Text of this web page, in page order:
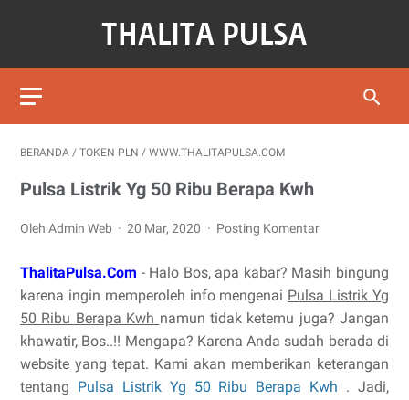
BERANDA / TOKEN PLN / WWW.THALITAPULSA.COM
Pulsa Listrik Yg 50 Ribu Berapa Kwh
Oleh Admin Web 20 Mar, 2020 Posting Komentar
ThalitaPulsa.Com - Halo Bos, apa kabar? Masih bingung
karena ingin memperoleh info mengenai Pulsa Listrik Yg
50 Ribu Berapa Kwh namun tidak ketemu juga? Jangan
khawatir, Bos..!! Mengapa? Karena Anda sudah berada di
website yang tepat. Kami akan memberikan keterangan
tentang Pulsa Listrik Yg 50 Ribu Berapa Kwh . Jadi,